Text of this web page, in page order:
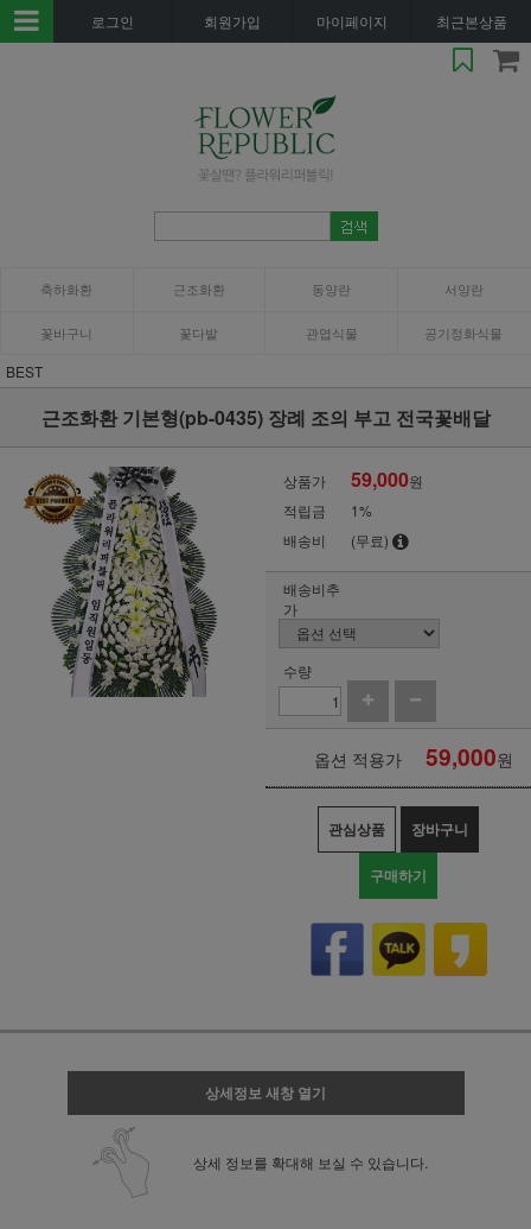
로그인 회원가입 마이페이지 최근본상품
축하화환 근조화환 동양란 서양란
꽃바구니 꽃다발 관엽식물 공기정화식물
BEST
근조화환 기본형(pb-0435) 장례 조의 부고 전국꽃배달
상품가 59,000원
적립금
1%
배송비
(무료)
배송비추
가
수량
옵션 적용가 59,000원
관심상품 장바구니
구매하기
상세정보 새창 열기
상세 정보를 확대해 보실 수 있습니다.